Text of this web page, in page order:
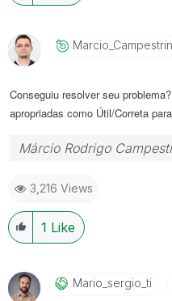
Marcio_Campestr
Conseguiu resolver seu
apropriadas como Útil/Correta
Márcio Rodrigo
3,216 Views
1 Like
Mario_sergio_ti